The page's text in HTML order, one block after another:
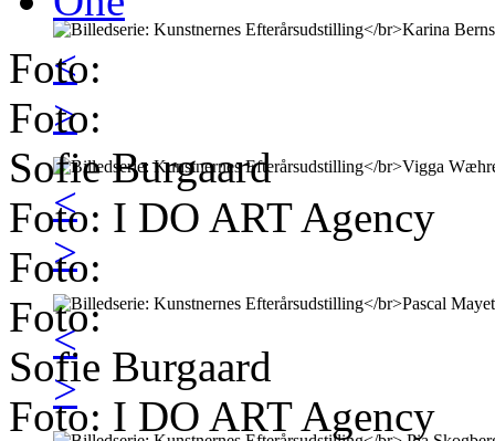
<
>
<
>
<
>
Foto:
Foto:
Sofie Burgaard
Foto: I DO ART Agency
Foto:
Foto:
Sofie Burgaard
Foto: I DO ART Agency